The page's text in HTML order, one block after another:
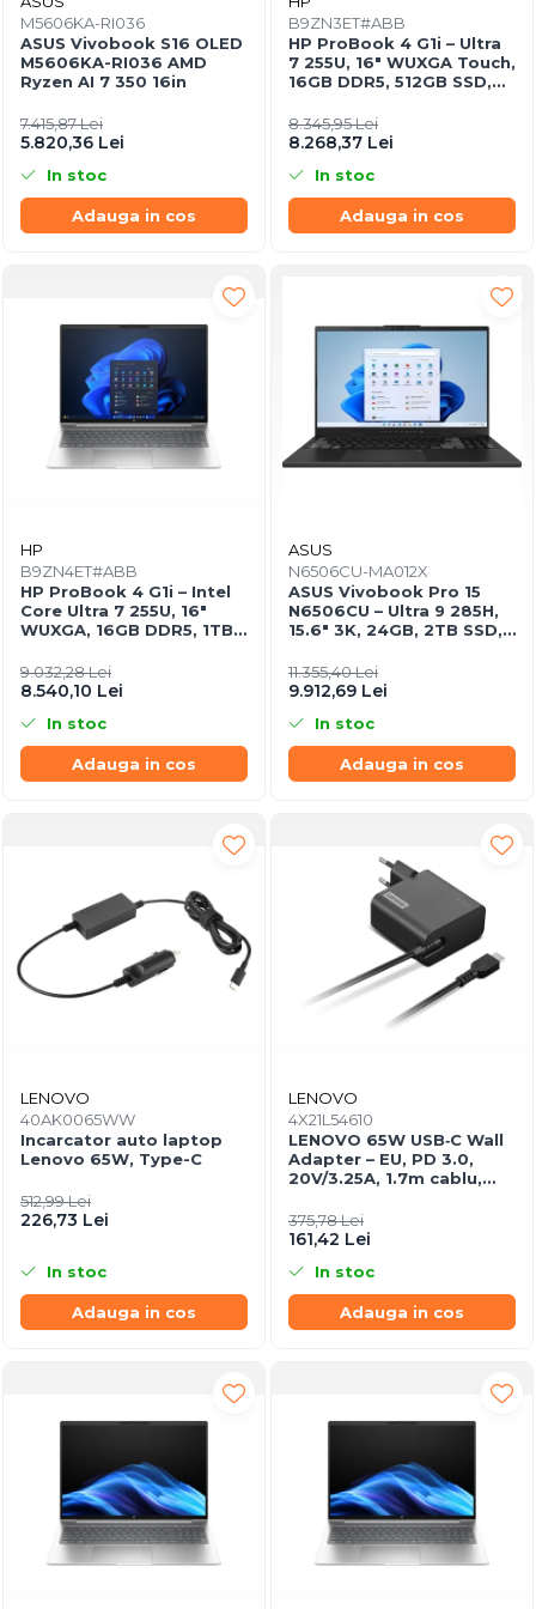
M5606KA-RI036
ASUS Vivobook S16 OLED
M5606KA-RI036 AMD
Ryzen AI 7 350 16in
7.415,87 Lei
5.820,36 Lei
In stoc
Adauga in cos
B9ZN3ET#ABB
HP ProBook 4 G1i – Ultra
7 255U, 16" WUXGA Touch,
16GB DDR5, 512GB SSD,
8.345,95 Lei
8.268,37 Lei
In stoc
Adauga in cos
HP
B9ZN4ET#ABB
HP ProBook 4 G1i – Intel
Core Ultra 7 255U, 16"
WUXGA, 16GB DDR5, 1TB
3YW
9.032,28 Lei
8.540,10 Lei
In stoc
Adauga in cos
ASUS
N6506CU-MA012X
ASUS Vivobook Pro 15
N6506CU – Ultra 9 285H,
15.6" 3K, 24GB, 2TB SSD,
11.355,40 Lei
9.912,69 Lei
In stoc
Adauga in cos
LENOVO
40AK0065WW
Incarcator auto laptop
Lenovo 65W, Type-C
512,99 Lei
226,73 Lei
In stoc
Adauga in cos
LENOVO
4X21L54610
LENOVO 65W USB‑C Wall
Adapter – EU, PD 3.0,
20V/3.25A, 1.7m cablu,
375,78 Lei
161,42 Lei
In stoc
Adauga in cos